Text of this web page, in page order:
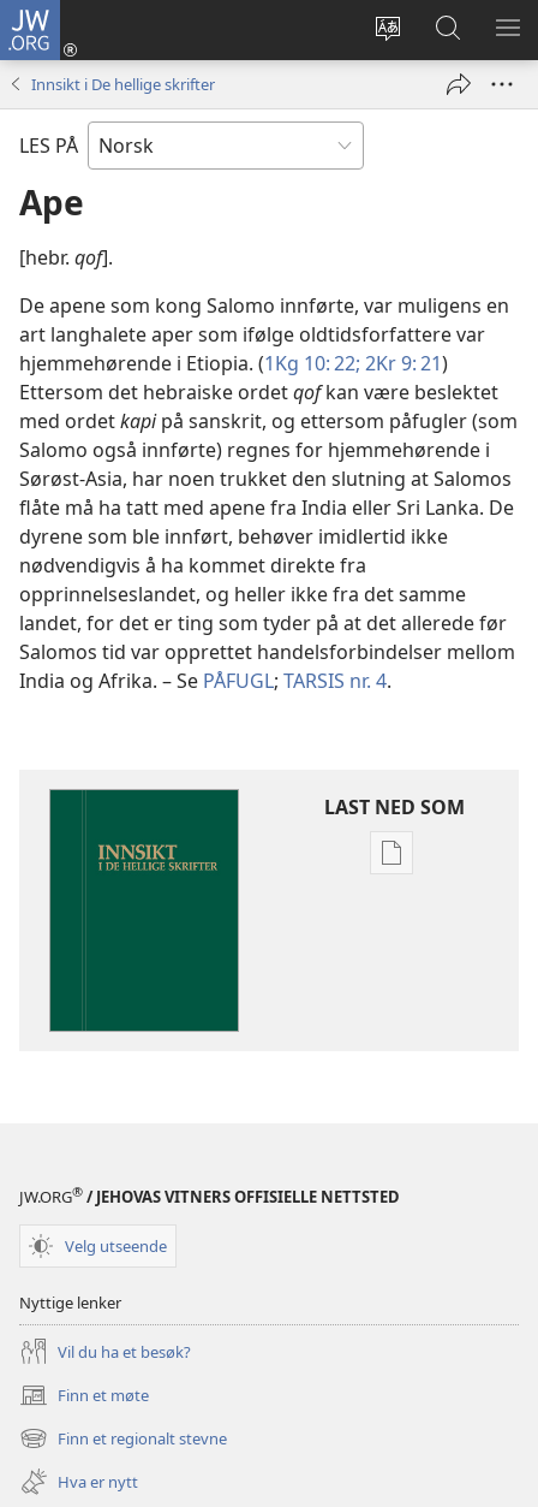
JW.ORG
Endre
Logg
inn
vindu)
Søk
på
JW.ORG
VIS
Innsikt i De hellige skrifter
LES PÅ
Ape
[hebr. qof].
De apene som kong Salomo innførte, var muligens en
art langhalete aper som ifølge oldtidsforfattere var
hjemmehørende i Etiopia. (1Kg 10: 22; 2Kr 9: 21)
Ettersom det hebraiske ordetqofkan være beslektet
med ordetkapipå sanskrit, og ettersom påfugler (som
Salomo også innførte) regnes for hjemmehørende i
Sørøst-Asia, har noen trukket den slutning at Salomos
flåte må ha tatt med apene fra India eller Sri Lanka. De
dyrene som ble innført, behøver imidlertid ikke
nødvendigvis å ha kommet direkte fra
opprinnelseslandet, og heller ikke fra det samme
landet, for det er ting som tyder på at det allerede før
Salomos tid var opprettet handelsforbindelser mellom
India og Afrika. – Se PÅFUGL; TARSIS nr. 4.
LAST NED SOM
JW.ORG® / JEHOVAS VITNERS OFFISIELLE NETTSTED
Velg utseende
Nyttige lenker
Vil du ha et besøk?
Finn et møte
(åpner
nytt
vindu)
Finn et regionalt stevne
(åpner
nytt
vindu)
Hva er nytt